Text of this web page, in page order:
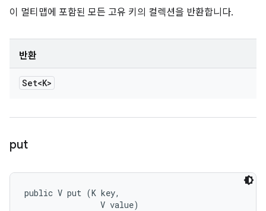
이 멀티맵에 포함된 모든 고유 키의 컬렉션을 반환합니다.
반환
Set<K>
put
public V put (K key,
                V value)